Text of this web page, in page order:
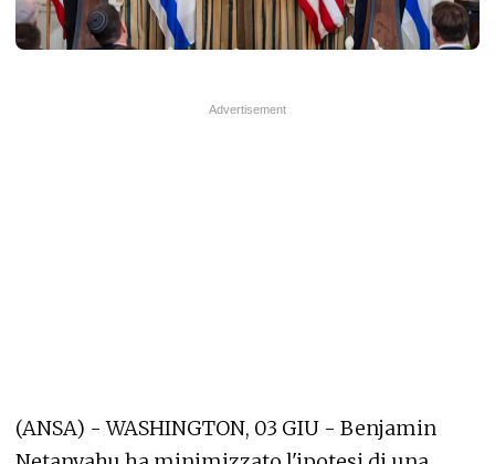
(ANSA) - WASHINGTON, 03 GIU - Benjamin